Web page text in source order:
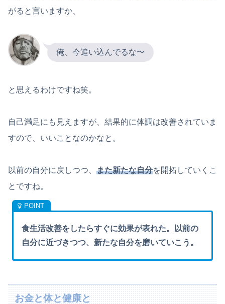
がると言いますか、
俺、今追い込んでるな〜
と思えるわけですね笑。
自己満足にも見えますが、結果的に体調は改善されていま
すので、いいことなのかなと。
以前の自分に戻しつつ、 また新たな自分を開拓していくこ
とですね。
食生活改善をしたらすぐに効果が表れた。以前の
自分に近づきつつ、新たな自分を磨いていこう。
お金と体と健康と